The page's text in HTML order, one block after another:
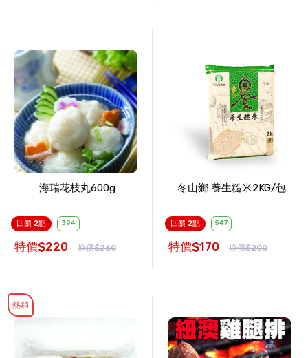
海瑞花枝丸600g
回饋 2點 394
特價$220 原價$260
冬山鄉 養生糙米2KG/包
回饋 2點 547
特價$170 原價$200
熱銷